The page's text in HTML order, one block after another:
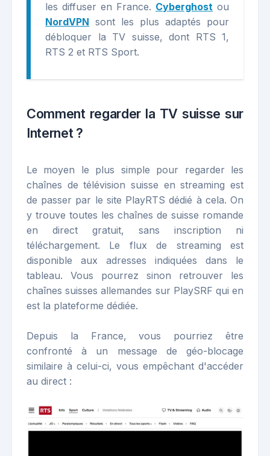
les diffuser en France. Cyberghost ou
NordVPN sont les plus adaptés pour
débloquer la TV suisse, dont RTS 1,
RTS 2 et RTS Sport.
Comment regarder la TV suisse sur
Internet ?
Le moyen le plus simple pour regarder les
chaînes de télévision suisse en streaming est
de passer par le site PlayRTS dédié à cela. On
y trouve toutes les chaînes de suisse romande
en direct gratuit, sans inscription ni
téléchargement. Le flux de streaming est
disponible aux adresses indiquées dans le
tableau. Vous pourrez sinon retrouver les
chaînes suisses allemandes sur PlaySRF qui en
est la plateforme dédiée.
Depuis la France, vous pourriez être
confronté à un message de géo-blocage
similaire à celui-ci, vous empêchant d'accéder
au direct :